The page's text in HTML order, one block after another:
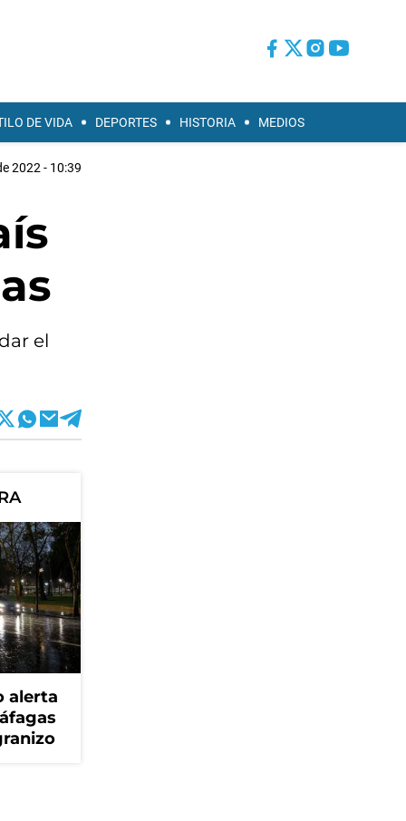
DE VIDA DEPORTES HISTORIA MEDIOS
2022 - 10:39
el
alerta